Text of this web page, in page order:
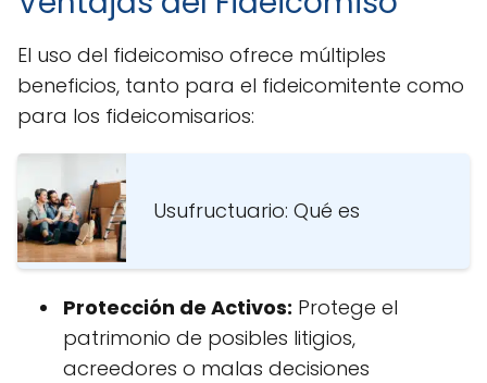
El uso del fideicomiso ofrece múltiples
beneficios, tanto para el fideicomitente como
para los fideicomisarios:
Usufructuario: Qué es
Protección de Activos: Protege el
patrimonio de posibles litigios,
acreedores o malas decisiones